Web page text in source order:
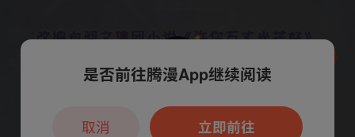
本章节仅支持App阅读，可打开App新用
户7天免费看
是否前往腾漫App继续阅读
立即前往
取消